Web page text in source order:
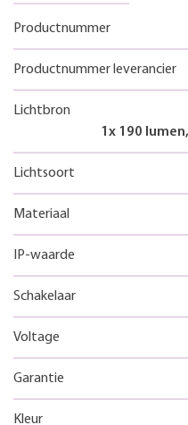
Productnummer
Productnummer leverancier
Lichtbron
1x 190
Lichtsoort
Materiaal
IP-waarde
Schakelaar
Voltage
Garantie
Kleur